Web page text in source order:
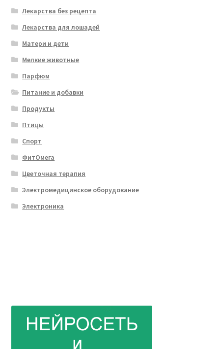
Лекарства без рецепта
Лекарства для лошадей
Матери и дети
Мелкие животные
Парфюм
Питание и добавки
Продукты
Птицы
Спорт
ФитОмега
Цветочная терапия
Электромедицинское оборудование
Электроника